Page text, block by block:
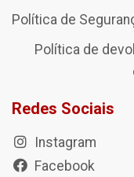
Política de
Política de
Redes Sociais
Instagram
Facebook